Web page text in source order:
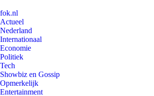
fok.nl
Actueel
Nederland
Internationaal
Economie
Politiek
Tech
Showbiz en Gossip
Opmerkelijk
Entertainment